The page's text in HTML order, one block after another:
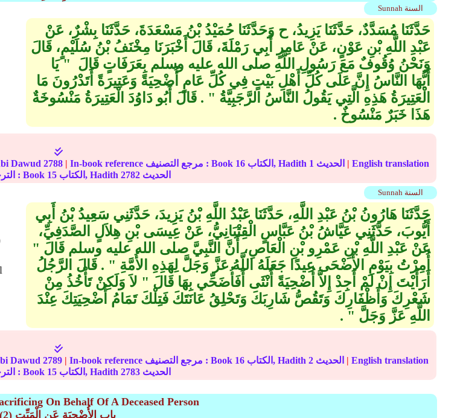
Sunnah السنة
حَدَّثَنَا مُسَدَّدٌ، حَدَّثَنَا يَزِيدُ، ح وَحَدَّثَنَا حُمَيْدُ بْنُ مَسْعَدَةَ، حَدَّثَنَا بِشْرٌ، عَنْ
عَبْدِ اللَّهِ بْنِ عَوْنٍ، عَنْ عَامِرٍ أَبِي رَمْلَةَ، قَالَ أَخْبَرَنَا مِخْنَفُ بْنُ سُلَيْمٍ، قَالَ
وَنَحْنُ وُقُوفٌ مَعَ رَسُولِ اللَّهِ صلى الله عليه وسلم بِعَرَفَاتٍ قَالَ ‏ "‏ يَا
أَيُّهَا النَّاسُ إِنَّ عَلَى كُلِّ أَهْلِ بَيْتٍ فِي كُلِّ عَامٍ أُضْحِيَةً وَعَتِيرَةً أَتَدْرُونَ مَا
الْعَتِيرَةُ هَذِهِ الَّتِي يَقُولُ النَّاسُ الرَّجَبِيَّةُ ‏"‏ ‏.‏ قَالَ أَبُو دَاوُدَ الْعَتِيرَةُ مَنْسُوخَةٌ
هَذَا خَبَرٌ مَنْسُوخٌ ‏.‏
Dawud 2788 | In-book reference مرجع التصنيف : Book 16 الكتاب, Hadith 1 | English translation
الترجمة الإنجليزية : Book 15 الكتاب, Hadith 2782 الحديث
Sunnah السنة
حَدَّثَنَا هَارُونُ بْنُ عَبْدِ اللَّهِ، حَدَّثَنَا عَبْدُ اللَّهِ بْنُ يَزِيدَ، حَدَّثَنِي سَعِيدُ بْنُ أَبِي
أَيُّوبَ، حَدَّثَنِي عَيَّاشُ بْنُ عَبَّاسٍ الْقِتْبَانِيُّ، عَنْ عِيسَى بْنِ هِلاَلٍ الصَّدَفِيِّ،
عَنْ عَبْدِ اللَّهِ بْنِ عَمْرِو بْنِ الْعَاصِ، أَنَّ النَّبِيَّ صلى الله عليه وسلم قَالَ ‏"‏
أُمِرْتُ بِيَوْمِ الأَضْحَى عِيدًا جَعَلَهُ اللَّهُ عَزَّ وَجَلَّ لِهَذِهِ الأُمَّةِ ‏"‏ ‏.‏ قَالَ الرَّجُلُ
أَرَأَيْتَ إِنْ لَمْ أَجِدْ إِلاَّ أُضْحِيَةً أُنْثَى أَفَأُضَحِّي بِهَا قَالَ ‏"‏ لاَ وَلَكِنْ تَأْخُذُ مِنْ
شَعْرِكَ وَأَظْفَارِكَ وَتَقُصُّ شَارِبَكَ وَتَحْلِقُ عَانَتَكَ فَتِلْكَ تَمَامُ أُضْحِيَتِكَ عِنْدَ
اللَّهِ عَزَّ وَجَلَّ ‏"‏ ‏.‏
Dawud 2789 | In-book reference مرجع التصنيف : Book 16 الكتاب, Hadith 2 | English translation
الترجمة الإنجليزية : Book 15 الكتاب, Hadith 2783 الحديث
On Behalf Of A Deceased Person
(2) باب الأُضْحِيَةِ عَنِ الْمَيِّتِ